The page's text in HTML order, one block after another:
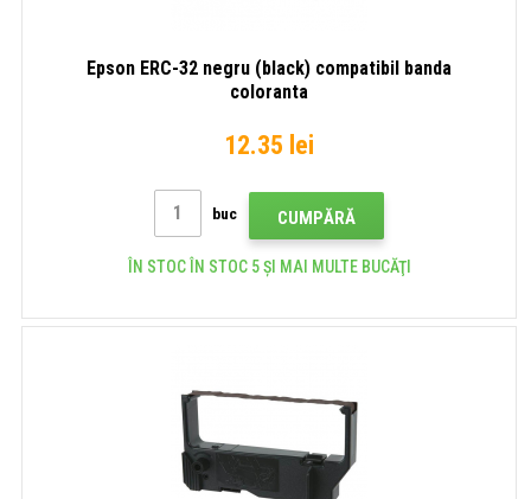
Epson ERC-32 negru (black) compatibil banda
coloranta
12.35 lei
buc CUMPĂRĂ
ÎN STOC ÎN STOC 5 ȘI MAI MULTE BUCĂŢI